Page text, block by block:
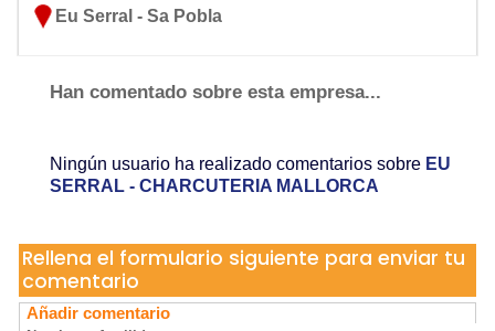
Eu Serral - Sa Pobla
Telf. 971542870
Han comentado sobre esta empresa...
Ningún usuario ha realizado comentarios sobre EU
SERRAL - CHARCUTERIA MALLORCA